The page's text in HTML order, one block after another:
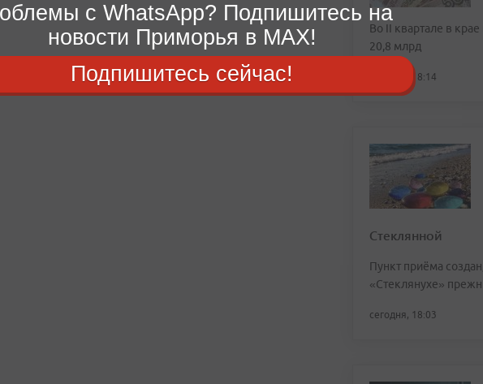
Во II квартале в
20,8 млрд
сегодня, 18:14
Стеклянной
Пункт приёма
«Стеклянухе»
сегодня, 18:03
с WhatsApp? Подпишитесь на
новости Приморья в MAX!
Подпишитесь сейчас!